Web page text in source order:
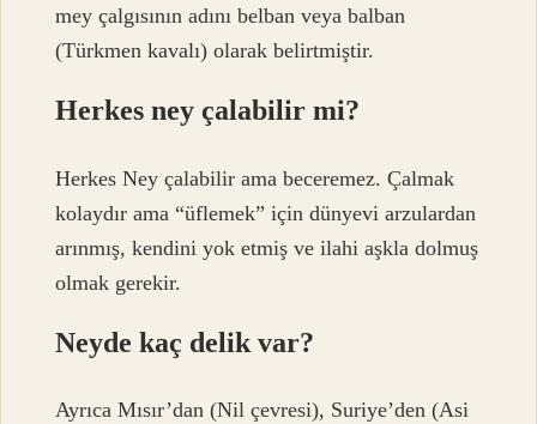
mey çalgısının adını belban veya balban
(Türkmen kavalı) olarak belirtmiştir.
Herkes ney çalabilir mi?
Herkes Ney çalabilir ama beceremez. Çalmak
kolaydır ama “üflemek” için dünyevi arzulardan
arınmış, kendini yok etmiş ve ilahi aşkla dolmuş
olmak gerekir.
Neyde kaç delik var?
Ayrıca Mısır’dan (Nil çevresi), Suriye’den (Asi